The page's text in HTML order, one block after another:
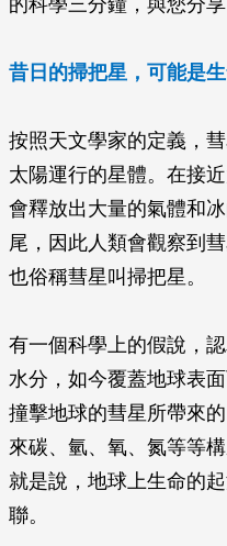
的科學三分鐘，與您分
昔日的掃把星，可能是
按照天文學家的定義，
太陽運行的星體。在接
會釋放出大量的氣體和
尾，因此人類會觀察到
也俗稱彗星叫掃把星。
有一個科學上的假說，
水分，如今覆蓋地球表
撞擊地球的彗星所帶來
來碳、氫、氧、氮等等
就是說，地球上生命的
聯。